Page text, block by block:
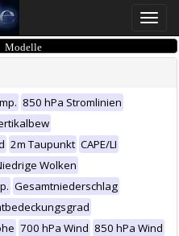
Toggle
850 hPa Stromlinien
2m Taupunkt CAPE/LI
Wolken
Gesamtniederschlag
700 hPa Wind 850 hPa Wind